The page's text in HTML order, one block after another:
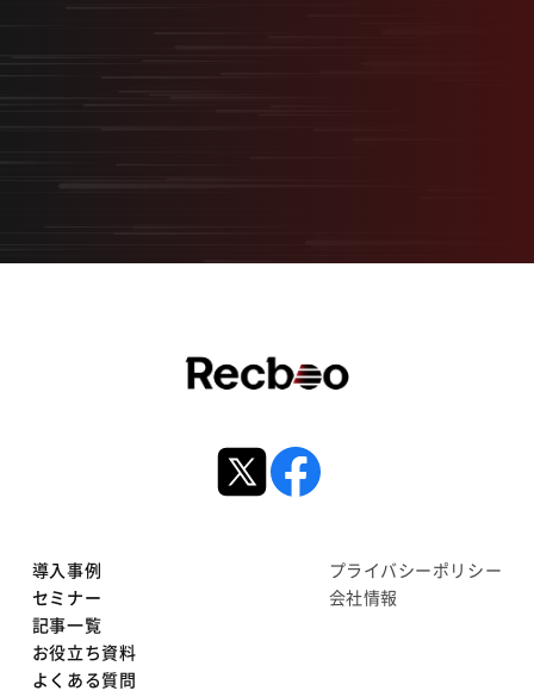
導入事例
セミナー
記事一覧
お役立ち資料
よくある質問
プライバシーポリシー
会社情報